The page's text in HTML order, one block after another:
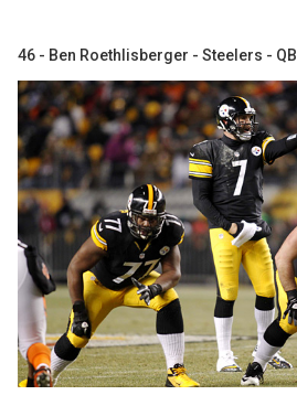
46 - Ben Roethlisberger - Steelers - QB